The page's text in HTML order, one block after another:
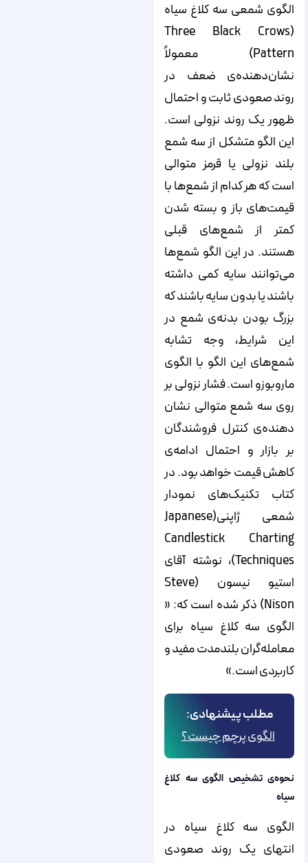
الگوی شمعی سه کلاغ سیاه
(Three Black Crows
Pattern) معمولاً
نشان‌دهنده‌ی ضعف در
روند صعودی ثابت و احتمال
ظهور یک روند نزولی است.
این الگو متشکل از سه شمع
بلند نزولی یا قرمز متوالی
است که هر کدام از شمع‌ها با
قیمت‌های باز و بسته شدن
کمتر از شمع‌های قبلی
هستند. در این الگو شمع‌ها
می‌توانند سایه کمی داشته
باشند یا بدون سایه باشند که
بزرگ بودن بدنه‌ی شمع در
این شرایط، وجه تشابه
شمع‌های این الگو با الگوی
ماروبوزو است. فشار نزولی بر
روی سه شمع متوالی نشان
دهنده‌ی کنترل فروشندگان
بر بازار و احتمال ادامه‌ی
کاهش قیمت خواهد بود. در
کتاب تکنیک‌های نمودار
شمعی ژاپنی(Japanese
Candlestick Charting
Techniques)، نوشته آقای
استیو نیسون (Steve
Nison) ذکر شده است که: «
الگوی سه کلاغ سیاه برای
معامله‌گران بلندمدت مفید و
کاربردی است.»
مطلب پیشنهادی:
الگوی پرچم چیست؟
نحوه‌ی تشخیص الگوی سه کلاغ
سیاه
الگوی سه کلاغ سیاه در
انتهای یک روند صعودی